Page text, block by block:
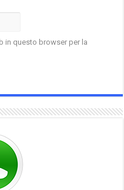
in questo browser per la